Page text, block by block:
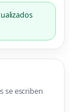
se escriben